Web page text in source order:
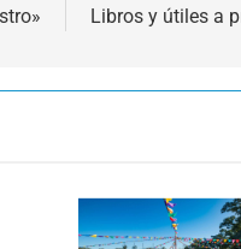
Libros y útiles a